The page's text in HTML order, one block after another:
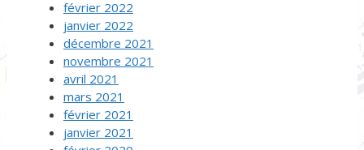
février 2022
janvier 2022
décembre 2021
novembre 2021
avril 2021
mars 2021
février 2021
janvier 2021